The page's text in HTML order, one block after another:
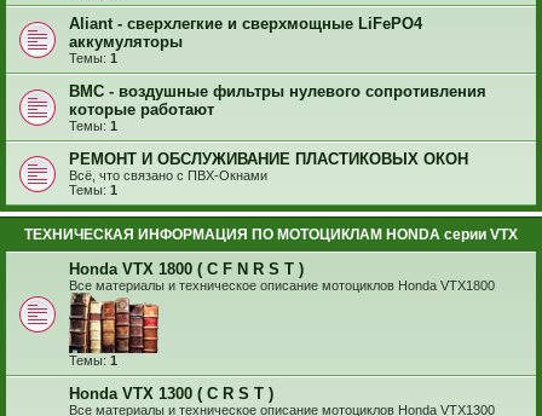
Aliant - сверхлегкие и сверхмощные LiFePO4
аккумуляторы
Темы: 1
BMC - воздушные фильтры нулевого сопротивления
которые работают
Темы: 1
РЕМОНТ И ОБСЛУЖИВАНИЕ ПЛАСТИКОВЫХ ОКОН
Всё, что связано с ПВХ-Окнами
Темы: 1
ТЕХНИЧЕСКАЯ ИНФОРМАЦИЯ ПО МОТОЦИКЛАМ HONDA серии VTX
Honda VTX 1800 ( C F N R S T )
Все материалы и техническое описание мотоциклов Honda VTX1800
Темы: 1
Honda VTX 1300 ( C R S T )
Все материалы и техническое описание мотоциклов Honda VTX1300